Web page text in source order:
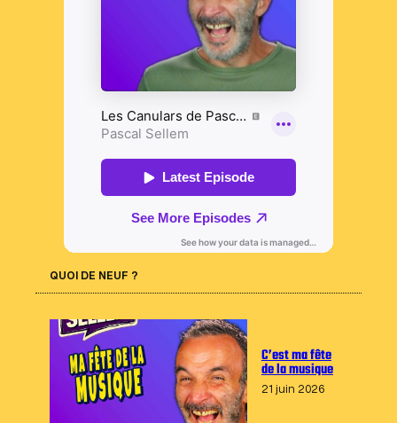
QUOI DE NEUF ?
C’est ma fête
de la musique
21 juin 2026